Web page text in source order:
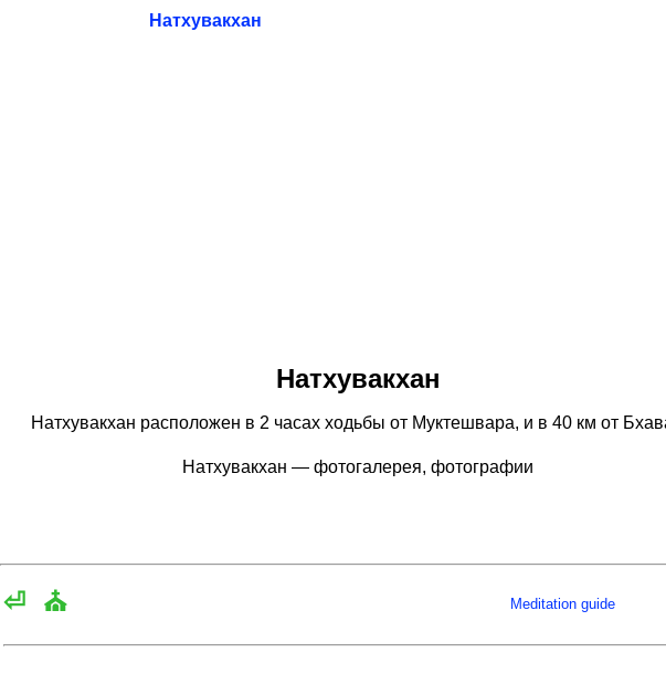
Натхувакхан
Натхувакхан
Натхувакхан расположен в 2 часах ходьбы от Муктешвара, и в 40 км от
Натхувакхан — фотогалерея, фотографии
⏎ ⛪ Meditation guide